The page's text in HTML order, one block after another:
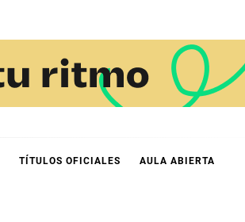
TÍTULOS OFICIALES AULA ABIERTA